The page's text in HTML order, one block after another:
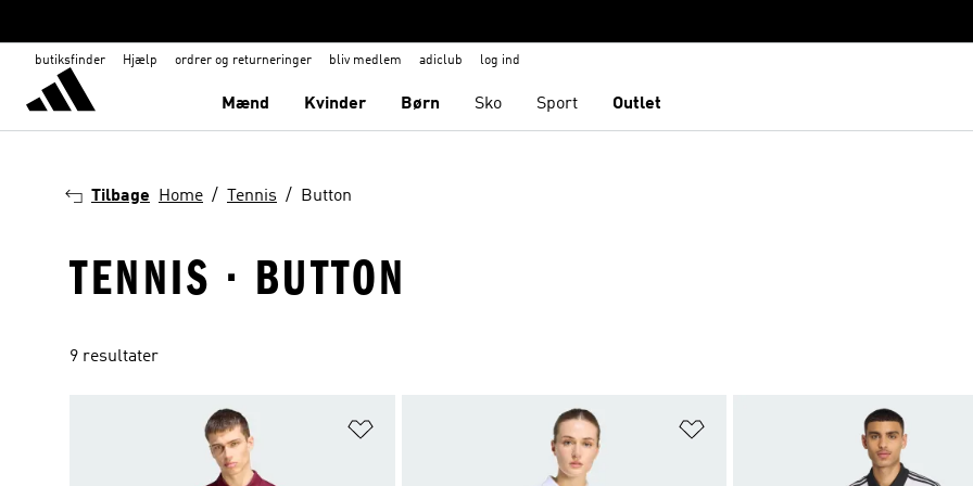
butiksfinder Hjælp ordrer og returneringer bliv medlem adiclub log ind
Mænd Kvinder Børn Sko Sport Outlet
Tilbage Home Tennis Button
TENNIS · BUTTON
9 resultater